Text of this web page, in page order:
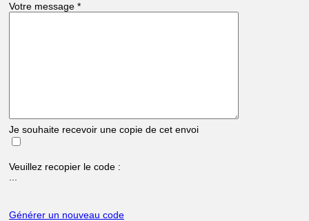
Votre message *
Je souhaite recevoir une copie de cet envoi
Veuillez recopier le code :
Générer un nouveau code